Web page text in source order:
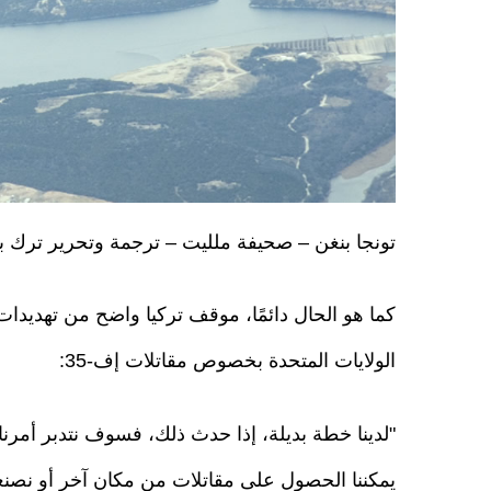
تونجا بنغن – صحيفة ملليت – ترجمة وتحرير
كما هو الحال دائمًا، موقف تركيا واضح من
الولايات المتحدة بخصوص مقاتلات إف-35:
"لدينا خطة بديلة، إذا حدث ذلك، فسوف نتدبر
يمكننا الحصول على مقاتلات من مكان آخر أو